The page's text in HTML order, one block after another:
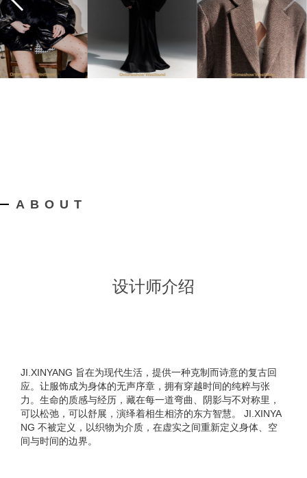
ABOUT
设计师介绍
JI.XINYANG 旨在为现代生活，提供一种克制而诗意的复古回
应。让服饰成为身体的无声序章，拥有穿越时间的纯粹与张
力。生命的质感与经历，藏在每一道弯曲、阴影与不对称里，
可以松弛，可以舒展，演绎着相生相济的东方智慧。 JI.XINYA
NG 不被定义，以织物为介质，在虚实之间重新定义身体、空
间与时间的边界。